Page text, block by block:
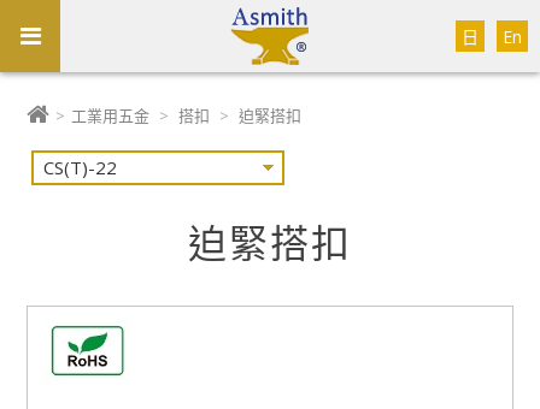
En
日
> 工業用五金 > 搭扣 > 迫緊搭扣
迫緊搭扣